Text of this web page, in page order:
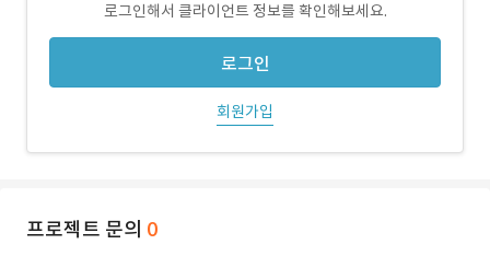
로그인해서 클라이언트 정보를 확인해보세요.
로그인
회원가입
프로젝트 문의 0